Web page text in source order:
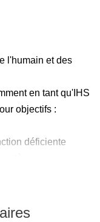
l'humain et des
en tant qu'IHS
objectifs :
déficiente
etc.